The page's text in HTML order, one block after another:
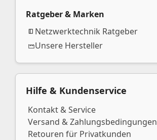
Ratgeber & Marken
Netzwerktechnik Ratgeber
Unsere Hersteller
Hilfe & Kundenservice
Kontakt & Service
Versand & Zahlungsbedingungen
Retouren für Privatkunden